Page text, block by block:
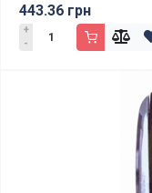
443.36 грн
+
-